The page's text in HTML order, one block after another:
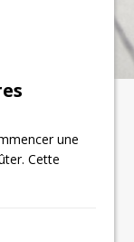
une
Cette